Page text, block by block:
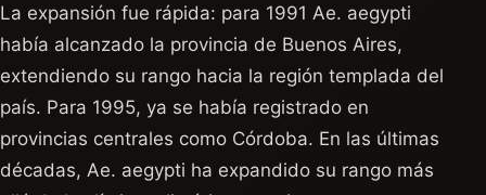
La expansión fue rápida: para 1991 Ae. aegypti
había alcanzado la provincia de Buenos Aires,
extendiendo su rango hacia la región templada del
país. Para 1995, ya se había registrado en
provincias centrales como Córdoba. En las últimas
décadas, Ae. aegypti ha expandido su rango más